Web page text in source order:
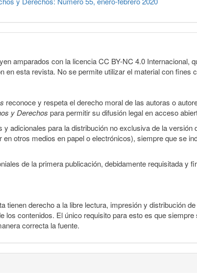
amparados con la licencia CC BY-NC 4.0 Internacional,
en esta revista. No se permite utilizar el material con fines
reconoce y respeta el derecho moral de las autoras o
y Derechos para permitir su difusión legal en acceso
adicionales para la distribución no exclusiva de la versión
otros medios en papel o electrónicos), siempre que se
de la primera publicación, debidamente requisitada y
derecho a la libre lectura, impresión y distribución
los contenidos. El único requisito para esto es que
correcta la fuente.